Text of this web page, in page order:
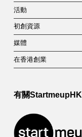
活動
初創資源
媒體
在香港創業
有關StartmeupHK